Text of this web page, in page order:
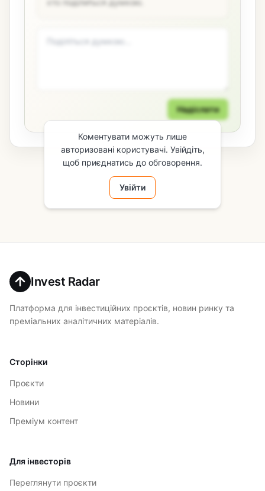
хто поділиться думкою.
Надіслати
Коментувати можуть лише
авторизовані користувачі. Увійдіть,
щоб приєднатись до обговорення.
Увійти
Invest Radar
Платформа для інвестиційних проєктів, новин ринку та
преміальних аналітичних матеріалів.
Сторінки
Проєкти
Новини
Преміум контент
Для інвесторів
Переглянути проєкти